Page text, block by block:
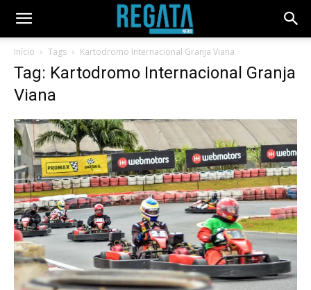
Início Tags Kartodromo Internacional Granja Viana
Tag: Kartodromo Internacional Granja
Viana